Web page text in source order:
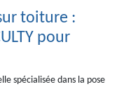
toiture :
pour
spécialisée dans la pose